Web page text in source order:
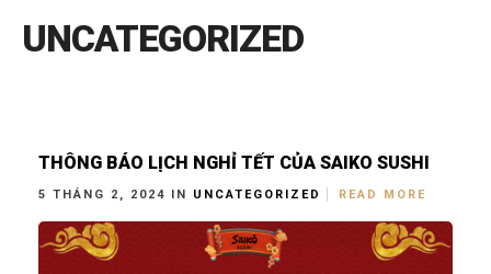
UNCATEGORIZED
THÔNG BÁO LỊCH NGHỈ TẾT CỦA SAIKO SUSHI
5 THÁNG 2, 2024 IN UNCATEGORIZED READ MORE